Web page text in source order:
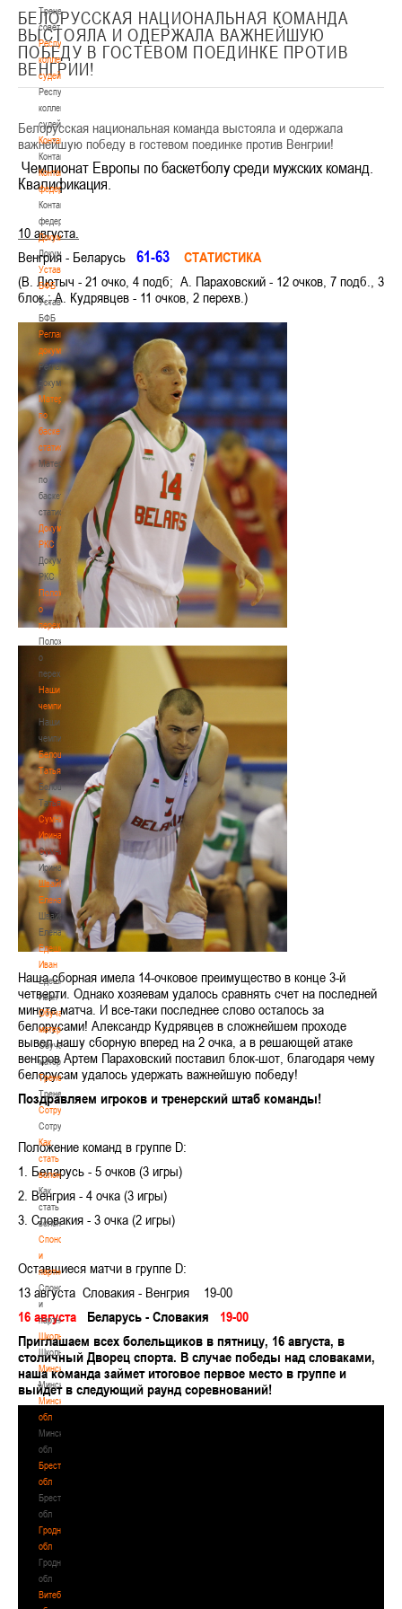
Тренерский
совет
Республиканская
коллегия
судей
Республиканская
коллегия
судей
Контакты
Контакты
Контакты
федерации
Контакты
федерации
Документы
Документы
Устав
БФБ
Устав
БФБ
Регламентирующие
документы
Регламентирующие
документы
Материалы
по
баскетбольной
статистике
Материалы
по
баскетбольной
статистике
Документы
РКС
Документы
РКС
Положение
о
переходах
Положение
о
переходах
Наши
чемпионы
Наши
чемпионы
Белошапко
Татьяна
Белошапко
Татьяна
Сумникова
Ирина
Сумникова
Ирина
Швайбович
Елена
Швайбович
Елена
Едешко
Иван
Едешко
Иван
Обучающие
материалы
Обучающие
материалы
Тренерам
Тренерам
Сотрудничество
Сотрудничество
Как
стать
волонтером
Как
стать
волонтером
Спонсоры
и
партнеры
Спонсоры
и
партнеры
Школы
Школы
Минск
Минск
Минская
обл
Минская
обл
Брестская
обл
Брестская
обл
Гродненская
обл
Гродненская
обл
Витебская
БЕЛОРУССКАЯ НАЦИОНАЛЬНАЯ КОМАНДА
ВЫСТОЯЛА И ОДЕРЖАЛА ВАЖНЕЙШУЮ
ПОБЕДУ В ГОСТЕВОМ ПОЕДИНКЕ ПРОТИВ
ВЕНГРИИ!
Белорусская национальная команда выстояла и одержала
важнейшую победу в гостевом поединке против Венгрии!
Чемпионат Европы по баскетболу среди мужских команд.
Квалификация.
10 августа.
Венгрия - Беларусь 61-63
СТАТИСТИКА
(В. Лютыч - 21 очко, 4 подб; А. Параховский - 12 очков, 7 подб., 3
блок.; А. Кудрявцев - 11 очков, 2 перехв.)
Наша сборная имела 14-очковое преимущество в конце 3-й
четверти. Однако хозяевам удалось сравнять счет на последней
минуте матча. И все-таки последнее слово осталось за
белорусами! Александр Кудрявцев в сложнейшем проходе
вывел нашу сборную вперед на 2 очка, а в решающей атаке
венгров Артем Параховский поставил блок-шот, благодаря чему
белорусам удалось удержать важнейшую победу!
Поздравляем игроков и тренерский штаб команды!
Положение команд в группе D:
1. Беларусь - 5 очков (3 игры)
2. Венгрия - 4 очка (3 игры)
3. Словакия - 3 очка (2 игры)
Оставшиеся матчи в группе D:
13 августа Словакия - Венгрия 19-00
16 августа
Беларусь - Словакия
19-00
Приглашаем всех болельщиков в пятницу, 16 августа, в
столичный Дворец спорта. В случае победы над словаками,
наша команда займет итоговое первое место в группе и
выйдет в следующий раунд соревнований!